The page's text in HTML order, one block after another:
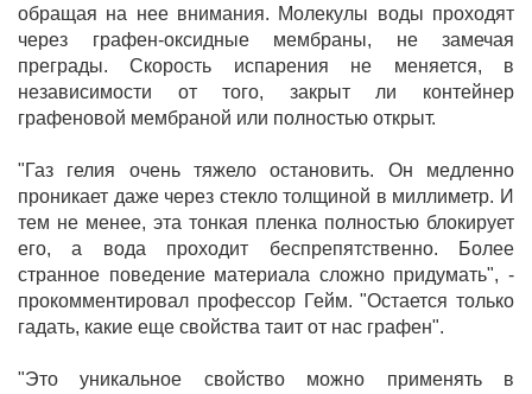
обращая на нее внимания. Молекулы воды проходят
через графен-оксидные мембраны, не замечая
преграды. Скорость испарения не меняется, в
независимости от того, закрыт ли контейнер
графеновой мембраной или полностью открыт.
"Газ гелия очень тяжело остановить. Он медленно
проникает даже через стекло толщиной в миллиметр. И
тем не менее, эта тонкая пленка полностью блокирует
его, а вода проходит беспрепятственно. Более
странное поведение материала сложно придумать", -
прокомментировал профессор Гейм. "Остается только
гадать, какие еще свойства таит от нас графен".
"Это уникальное свойство можно применять в